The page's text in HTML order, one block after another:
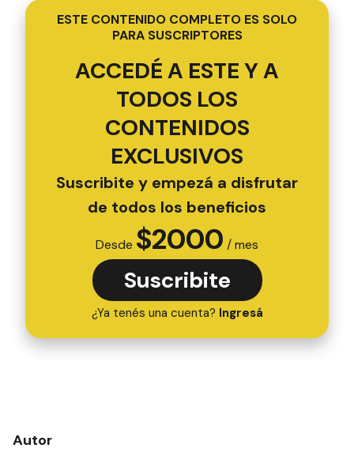
ESTE CONTENIDO COMPLETO ES SOLO
PARA SUSCRIPTORES
ACCEDÉ A ESTE Y A
TODOS LOS
CONTENIDOS
EXCLUSIVOS
Suscribite y empezá a disfrutar
de todos los beneficios
Desde $2000 / mes
Suscribite
¿Ya tenés una cuenta? Ingresá
Autor